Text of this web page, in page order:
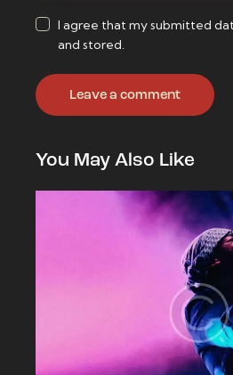
I agree that my submitted
and stored.
You May Also Like